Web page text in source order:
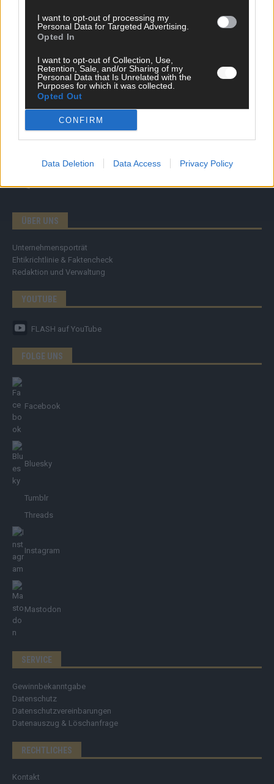
I want to opt-out of processing my
Personal Data for Targeted Advertising.
Opted In
I want to opt-out of Collection, Use,
Retention, Sale, and/or Sharing of my
Personal Data that Is Unrelated with the
Purposes for which it was collected.
Opted Out
CONFIRM
Data Deletion Data Access Privacy Policy
Money Matters
Tipps & Tricks
Brainpower
Meinung
Streams & Storys
Eurovision
FLASH – DAS VIDEOPORTAL
ÜBER UNS
Unternehmensporträt
Ehtikrichtlinie & Faktencheck
Redaktion und Verwaltung
YOUTUBE
FLASH auf YouTube
FOLGE UNS
Facebook
Bluesky
Tumblr
Threads
Instagram
Mastodon
SERVICE
Gewinnbekanntgabe
Datenschutz
Datenschutzvereinbarungen
Datenauszug & Löschanfrage
RECHTLICHES
Kontakt